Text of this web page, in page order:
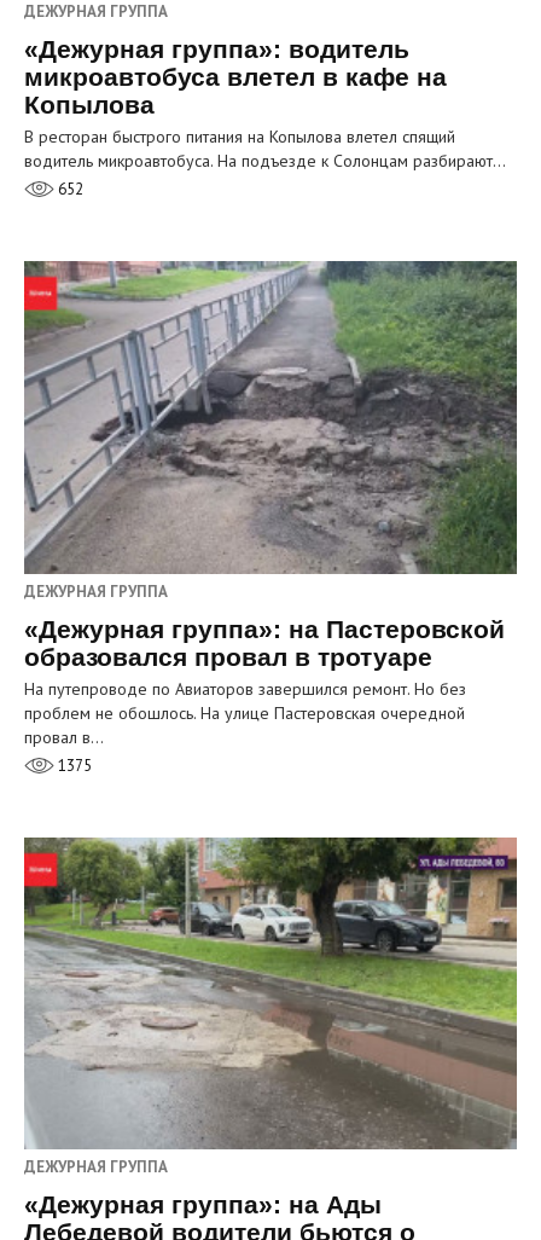
ДЕЖУРНАЯ ГРУППА
«Дежурная группа»: водитель
микроавтобуса влетел в кафе на
Копылова
В ресторан быстрого питания на Копылова влетел спящий
водитель микроавтобуса. На подъезде к Солонцам разбирают…
652
ДЕЖУРНАЯ ГРУППА
«Дежурная группа»: на Пастеровской
образовался провал в тротуаре
На путепроводе по Авиаторов завершился ремонт. Но без
проблем не обошлось. На улице Пастеровская очередной
провал в…
1375
ДЕЖУРНАЯ ГРУППА
«Дежурная группа»: на Ады
Лебедевой водители бьются о